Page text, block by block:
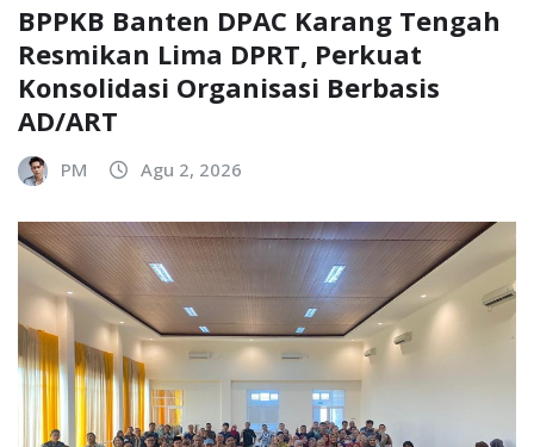
BPPKB Banten DPAC Karang Tengah
Resmikan Lima DPRT, Perkuat
Konsolidasi Organisasi Berbasis
AD/ART
PM Agu 2, 2026